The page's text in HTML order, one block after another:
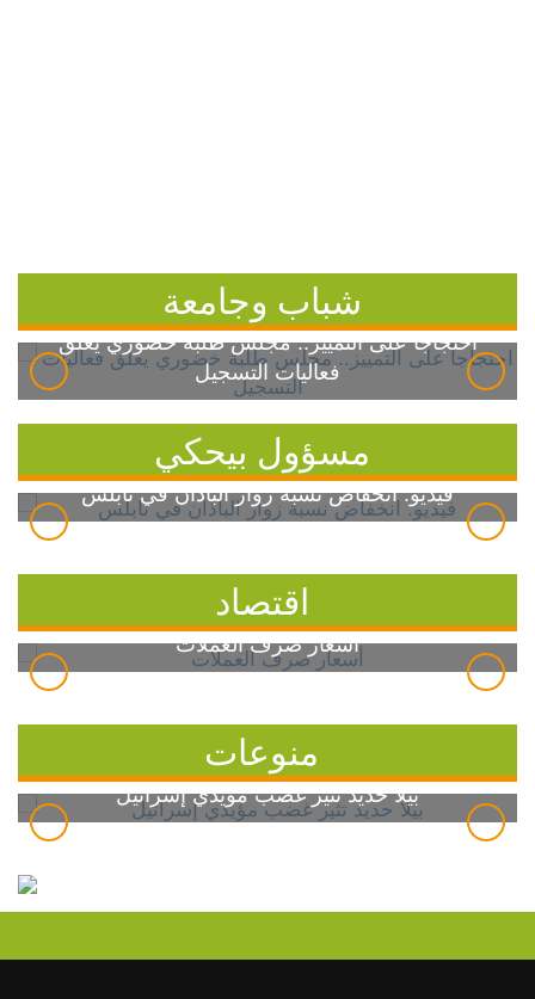
شباب وجامعة
احتجاجاً على التمييز.. مجلس طلبة خضوري يعلق
فعاليات التسجيل
مسؤول بيحكي
فيديو: انخفاض نسبة زوار الباذان في نابلس
اقتصاد
أسعار صرف العملات
منوعات
بيلا حديد تثير غضب مؤيدي إسرائيل